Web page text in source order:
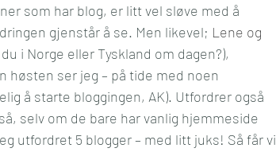
som har blog, er litt vel sløve med å
gjenstår å se. Men likevel; Lene og
i Norge eller Tyskland om dagen?),
høsten ser jeg – på tide med noen
å starte bloggingen, AK). Utfordrer også
selv om de bare har vanlig hjemmeside
utfordret 5 blogger – med litt juks! Så får vi